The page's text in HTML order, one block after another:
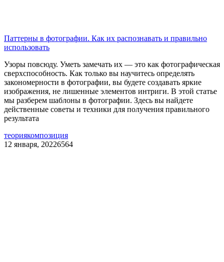
Паттерны в фотографии. Как их распознавать и правильно
использовать
Узоры повсюду. Уметь замечать их — это как фотографическая
сверхспособность. Как только вы научитесь определять
закономерности в фотографии, вы будете создавать яркие
изображения, не лишенные элементов интриги. В этой статье
мы разберем шаблоны в фотографии. Здесь вы найдете
действенные советы и техники для получения правильного
результата
теориякомпозиция
12 января, 20226564